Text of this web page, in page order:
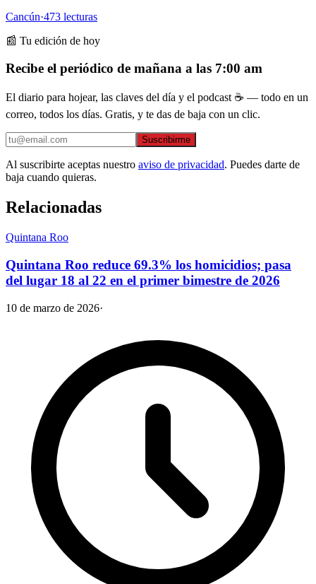
Cancún·473 lecturas
📰 Tu edición de hoy
Recibe el periódico de mañana a las 7:00 am
El diario para hojear, las claves del día y el podcast ☕ — todo en un
correo, todos los días. Gratis, y te das de baja con un clic.
Suscribirme
Al suscribirte aceptas nuestro aviso de privacidad. Puedes darte de
baja cuando quieras.
Relacionadas
Quintana Roo
Quintana Roo reduce 69.3% los homicidios; pasa
del lugar 18 al 22 en el primer bimestre de 2026
10 de marzo de 2026·